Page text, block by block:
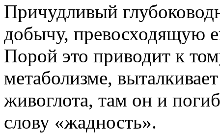
Причудливый
добычу, превосходящую
Порой это приводит к
метаболизме,
живоглота, там он и
слову «жадность».